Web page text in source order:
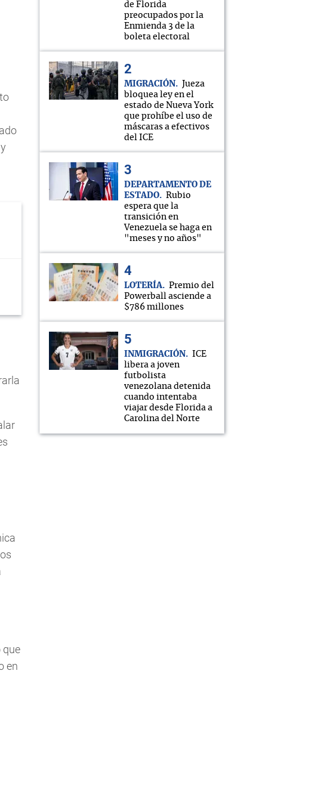
que
en
de Florida
preocupados por la
Enmienda 3 de la
boleta electoral
MIGRACIÓN
Jueza
bloquea ley en el
estado de Nueva York
que prohíbe el uso de
máscaras a efectivos
del ICE
DEPARTAMENTO DE
ESTADO
Rubio
espera que la
transición en
Venezuela se haga en
"meses y no años"
LOTERÍA
Premio del
Powerball asciende a
$786 millones
INMIGRACIÓN
ICE
libera a joven
futbolista
venezolana detenida
cuando intentaba
viajar desde Florida a
Carolina del Norte